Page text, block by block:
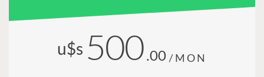
u$s 500 .00 /MON